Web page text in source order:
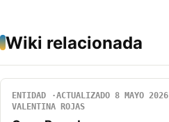
Wiki relacionada
ENTIDAD ACTUALIZADO 8 MAYO 2026
VALENTINA ROJAS